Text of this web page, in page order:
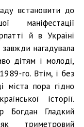
встановити до
маніфестації
й в Україні
нагадувала
дітям і молоді,
го. Втім, і без
міста пора гідно
історії.
Богдан Гладкий
триметровий